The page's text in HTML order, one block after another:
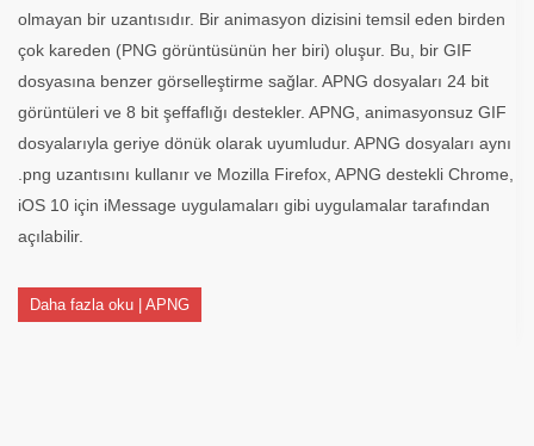
olmayan bir uzantısıdır. Bir animasyon dizisini temsil eden birden
çok kareden (PNG görüntüsünün her biri) oluşur. Bu, bir GIF
dosyasına benzer görselleştirme sağlar. APNG dosyaları 24 bit
görüntüleri ve 8 bit şeffaflığı destekler. APNG, animasyonsuz GIF
dosyalarıyla geriye dönük olarak uyumludur. APNG dosyaları aynı
.png uzantısını kullanır ve Mozilla Firefox, APNG destekli Chrome,
iOS 10 için iMessage uygulamaları gibi uygulamalar tarafından
açılabilir.
Daha fazla oku | APNG